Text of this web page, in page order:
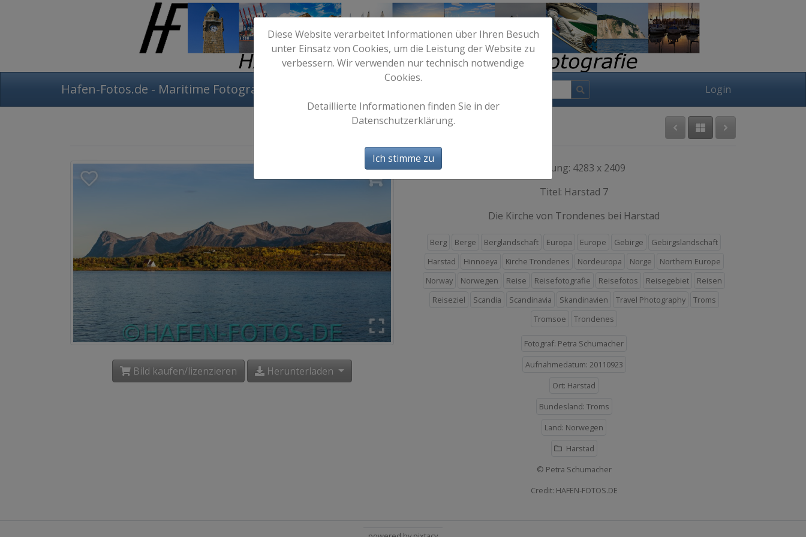
Hafen-Fotos.de - Maritime Fotografie Login
Harstad 7
Bild kaufen/lizenzieren Herunterladen
Auflösung: 4283 x 2409
Titel: Harstad 7
Die Kirche von Trondenes bei Harstad
Berg Berge Berglandschaft Europa Europe Gebirge
Gebirgslandschaft
Harstad
Hinnoeya Kirche Trondenes Nordeuropa Norge
Northern Europe
Norway
Norwegen Reise Reisefotografie Reisefotos Reisegebiet
Reisen
Reiseziel
Scandia Scandinavia Skandinavien Travel Photography
Troms
Tromsoe
Trondenes
Fotograf: Petra Schumacher
Aufnahmedatum: 20110923
Ort: Harstad
Bundesland: Troms
Land: Norwegen
Harstad
© Petra Schumacher
Credit: HAFEN-FOTOS.DE
Diese Website verarbeitet Informationen über Ihren Besuch
unter Einsatz von Cookies, um die Leistung der Website zu
verbessern. Wir verwenden nur technisch notwendige
Cookies.
Detaillierte Informationen finden Sie in der
Datenschutzerklärung.
Ich stimme zu